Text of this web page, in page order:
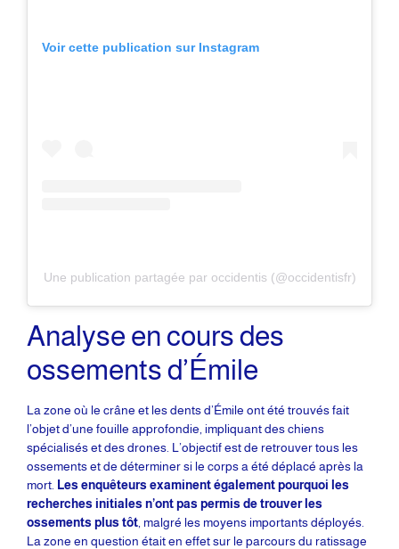
Voir cette publication sur Instagram
Une publication partagée par occidentis (@occidentisfr)
Analyse en cours des
ossements d’Émile
La zone où le crâne et les dents d’Émile ont été trouvés fait
l’objet d’une fouille approfondie, impliquant des chiens
spécialisés et des drones. L’objectif est de retrouver tous les
ossements et de déterminer si le corps a été déplacé après la
mort. Les enquêteurs examinent également pourquoi les
recherches initiales n’ont pas permis de trouver les
ossements plus tôt , malgré les moyens importants déployés.
La zone en question était en effet sur le parcours du ratissage